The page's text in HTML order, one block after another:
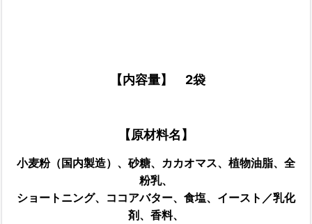
【内容量】 2袋
【原材料名】
小麦粉（国内製造）、砂糖、カカオマス、植物油脂、全
粉乳、
ショートニング、ココアバター、 食塩、イースト／乳化
剤、香料、